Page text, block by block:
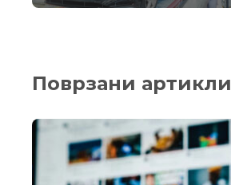
Поврзани артикли